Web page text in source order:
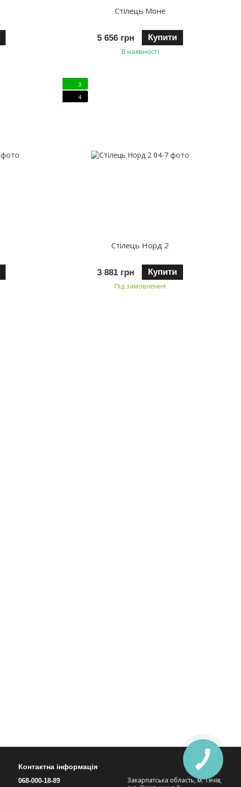
Стілець Моне
5 656 грн Купити
В наявності
3
4
Стілець Норд 2
3 881 грн Купити
Під замовлення
Контактна інформація
068-000-18-89
Закарпатська область, м. Тячів,